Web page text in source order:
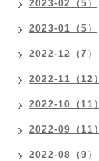
2023-02（5）
2023-01（5）
2022-12（7）
2022-11（12）
2022-10（11）
2022-09（11）
2022-08（9）